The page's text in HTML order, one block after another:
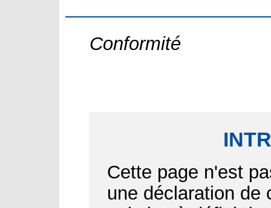
Conformité
Cette page n'est
une déclaration de